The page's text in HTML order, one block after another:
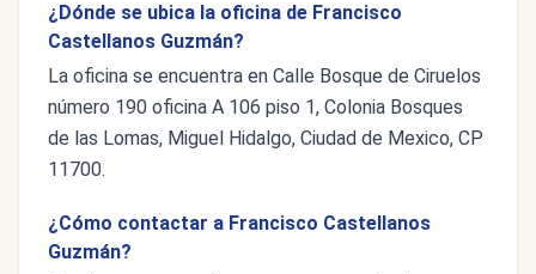
¿Dónde se ubica la oficina de Francisco
Castellanos Guzmán?
La oficina se encuentra en Calle Bosque de Ciruelos
número 190 oficina A 106 piso 1, Colonia Bosques
de las Lomas, Miguel Hidalgo, Ciudad de Mexico, CP
11700.
¿Cómo contactar a Francisco Castellanos
Guzmán?